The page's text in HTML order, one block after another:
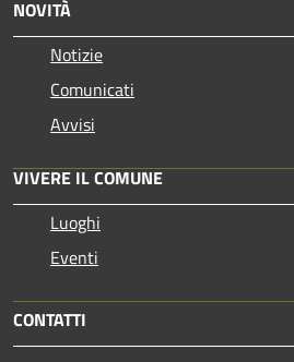
NOVITÀ
Notizie
Comunicati
Avvisi
VIVERE IL COMUNE
Luoghi
Eventi
CONTATTI